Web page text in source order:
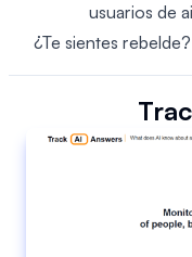
usuarios de
¿Te sientes